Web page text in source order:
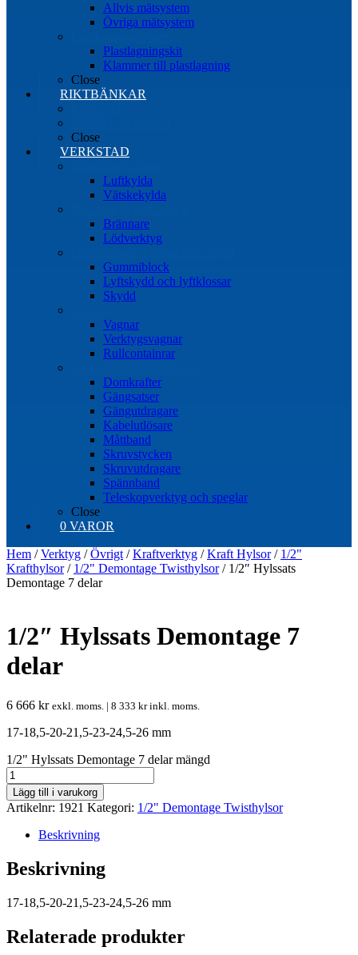
Allvis mätsystem
Övriga mätsystem
Plastlagningskit
Klammer till plastlagning
Close
RIKTBÄNKAR
Close
VERKSTAD
Luftkylda
Vätskekylda
Brännare
Lödverktyg
Gummiblock
Lyftskydd och lyftklossar
Skydd
Vagnar
Verktygsvagnar
Rullcontainrar
Domkrafter
Gängsatser
Gängutdragare
Kabelutlösare
Måttband
Skruvstycken
Skruvutdragare
Spännband
Teleskopverktyg och speglar
Close
0 VAROR
Hem /Verktyg /Övrigt /Kraftverktyg /Kraft Hylsor/ 1/2"
Krafthylsor/ 1/2" Demontage Twisthylsor/ 1/2″ Hylssats
Demontage 7 delar
1/2″ Hylssats Demontage 7
delar
6 666 kr exkl. moms. | 8 333 krinkl. moms.
17-18,5-20-21,5-23-24,5-26 mm
1/2" Hylssats Demontage 7 delar mängd
Lägg till i varukorg
Artikelnr: 1921 Kategori: 1/2" Demontage Twisthylsor
Beskrivning
Beskrivning
17-18,5-20-21,5-23-24,5-26 mm
Relaterade produkter